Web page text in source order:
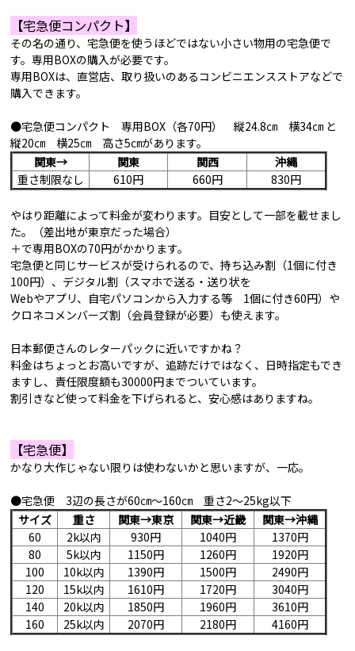
【宅急便コンパクト】
その名の通り、宅急便を使うほどではない小さい物用の宅急便で
す。専用BOXの購入が必要です。
専用BOXは、直営店、取り扱いのあるコンビニエンスストアなどで
購入できます。
●宅急便コンパクト 専用BOX（各70円） 縦24.8㎝ 横34㎝ と
縦20㎝ 横25㎝ 高さ5㎝があります。
関東→
関東 関西
沖縄
重さ制限なし
610円 660円 830円
やはり距離によって料金が変わります。目安として一部を載せまし
た。（差出地が東京だった場合）
＋で専用BOXの70円がかかります。
宅急便と同じサービスが受けられるので、持ち込み割（1個に付き
100円）、デジタル割（スマホで送る・送り状を
Webやアプリ、自宅パソコンから入力する等 1個に付き60円）や
クロネコメンバーズ割（会員登録が必要）も使えます。
日本郵便さんのレターパックに近いですかね？
料金はちょっとお高いですが、追跡だけではなく、日時指定もでき
ますし、責任限度額も30000円までついています。
割引きなど使って料金を下げられると、安心感はありますね。
【宅急便】
かなり大作じゃない限りは使わないかと思いますが、一応。
●宅急便 3辺の長さが60㎝～160㎝ 重さ2～25kg以下
サイズ
重さ 関東→東京 関東→近畿
関東→沖縄
60
2k以内 930円 1040円
1370円
80
5k以内 1150円 1260円
1920円
100
10k以内 1390円 1500円
2490円
120
15k以内 1610円 1720円
3040円
140
20k以内 1850円 1960円
3610円
160
25k以内 2070円 2180円 4160円